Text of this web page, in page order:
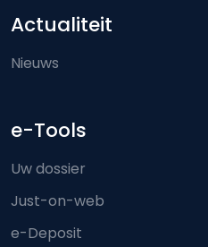
Actualiteit
Nieuws
e-Tools
Uw dossier
Just-on-web
e-Deposit